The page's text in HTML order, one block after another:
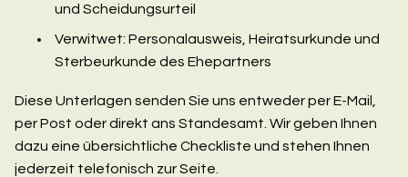
und Scheidungsurteil
Verwitwet: Personalausweis, Heiratsurkunde und
Sterbeurkunde des Ehepartners
Diese Unterlagen senden Sie uns entweder per E-Mail,
per Post oder direkt ans Standesamt. Wir geben Ihnen
dazu eine übersichtliche Checkliste und stehen Ihnen
jederzeit telefonisch zur Seite.